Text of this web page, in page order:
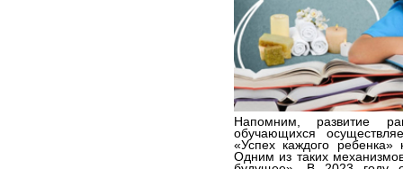
Напомним, развитие
обучающихся
«Успех каждого ребенка»
Одним из таких